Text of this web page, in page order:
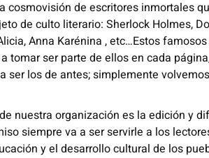
cosmovisión de escritores inmortales
de culto literario: Sherlock Holmes,
Anna Karénina , etc…Estos
tomar ser parte de ellos en cada
ser los de antes; simplemente
nuestra organización es la edición y
siempre va a ser servirle a los
y el desarrollo cultural de los